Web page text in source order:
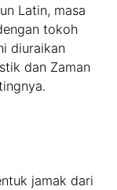
Latin, masa
tokoh
diuraikan
dan Zaman
jamak dari